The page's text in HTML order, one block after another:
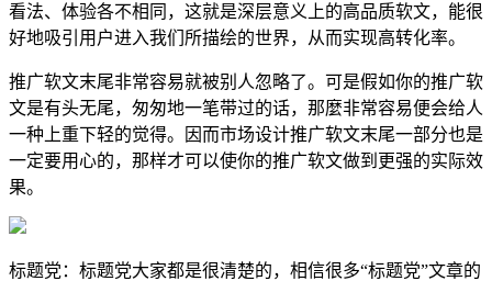
看法、体验各不相同，这就是深层意义上的高品质软文，能很
好地吸引用户进入我们所描绘的世界，从而实现高转化率。
推广软文末尾非常容易就被别人忽略了。可是假如你的推广软
文是有头无尾，匆匆地一笔带过的话，那麼非常容易便会给人
一种上重下轻的觉得。因而市场设计推广软文末尾一部分也是
一定要用心的，那样才可以使你的推广软文做到更强的实际效
果。
标题党：标题党大家都是很清楚的，相信很多“标题党”文章的